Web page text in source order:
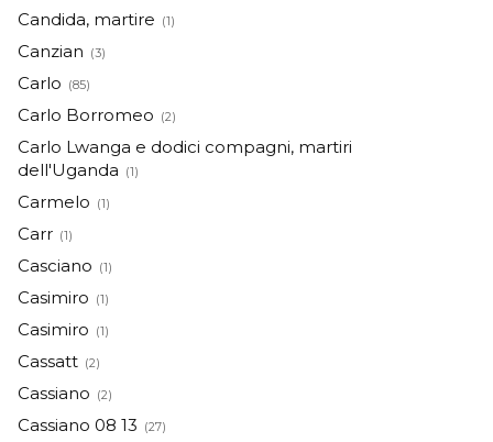
Candida, martire (1)
Canzian (3)
Carlo (85)
Carlo Borromeo (2)
Carlo Lwanga e dodici compagni, martiri
dell'Uganda (1)
Carmelo (1)
Carr (1)
Casciano (1)
Casimiro (1)
Casimiro (1)
Cassatt (2)
Cassiano (2)
Cassiano 08 13 (27)